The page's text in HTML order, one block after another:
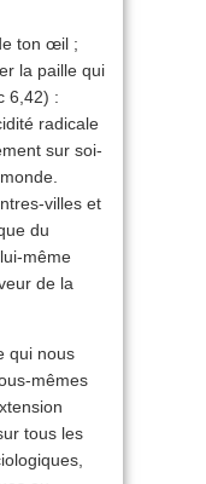
ton œil ;
la paille qui
6,42) :
radicale
sur soi-
villes et
du
même
de la
qui nous
mêmes
tous les